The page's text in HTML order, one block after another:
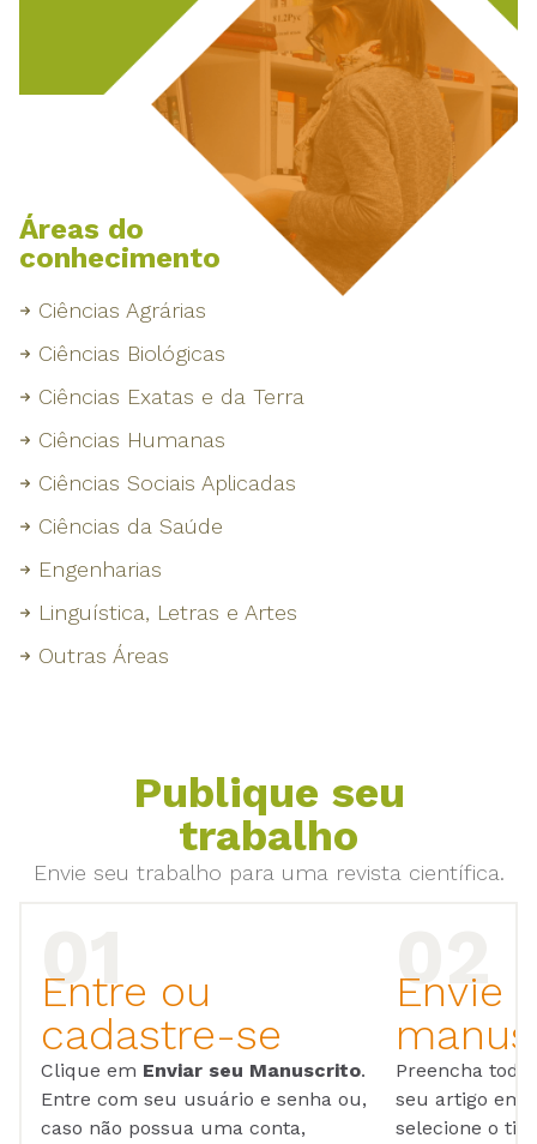
Áreas do
conhecimento
Ciências Agrárias
Ciências Biológicas
Ciências Exatas e da Terra
Ciências Humanas
Ciências Sociais Aplicadas
Ciências da Saúde
Engenharias
Linguística, Letras e Artes
Outras Áreas
Publique seu
trabalho
Envie seu trabalho para uma revista científica.
Entre ou
cadastre-se
Clique em Enviar seu Manuscrito.
Entre com seu usuário e senha ou,
caso não possua uma conta,
Envie
Preencha
seu artigo em
selecione o